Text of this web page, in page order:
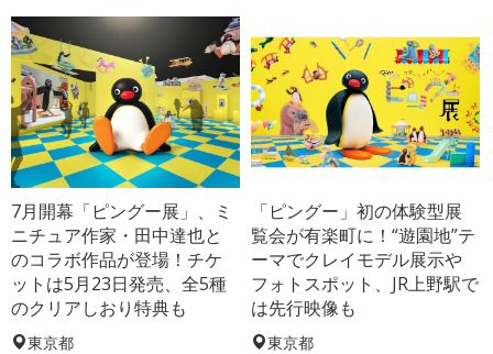
7月開幕「ピングー展」、ミ
ニチュア作家・田中達也と
のコラボ作品が登場！チケ
ットは5月23日発売、全5種
のクリアしおり特典も
東京都
「ピングー」初の体験型展
覧会が有楽町に！“遊園地”テ
ーマでクレイモデル展示や
フォトスポット、JR上野駅で
は先行映像も
東京都